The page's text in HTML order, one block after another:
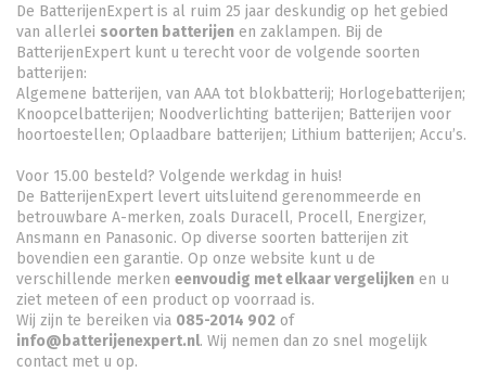
De BatterijenExpert is al ruim 25 jaar deskundig op het gebied
van allerlei soorten batterijen en zaklampen. Bij de
BatterijenExpert kunt u terecht voor de volgende soorten
batterijen:
Algemene batterijen, van AAA tot blokbatterij; Horlogebatterijen;
Knoopcelbatterijen; Noodverlichting batterijen; Batterijen voor
hoortoestellen; Oplaadbare batterijen; Lithium batterijen; Accu’s.
Voor 15.00 besteld? Volgende werkdag in huis!
De BatterijenExpert levert uitsluitend gerenommeerde en
betrouwbare A-merken, zoals Duracell, Procell, Energizer,
Ansmann en Panasonic. Op diverse soorten batterijen zit
bovendien een garantie. Op onze website kunt u de
verschillende merken eenvoudig met elkaar vergelijken en u
ziet meteen of een product op voorraad is.
Wij zijn te bereiken via 085-2014 902 of
info@batterijenexpert.nl. Wij nemen dan zo snel mogelijk
contact met u op.